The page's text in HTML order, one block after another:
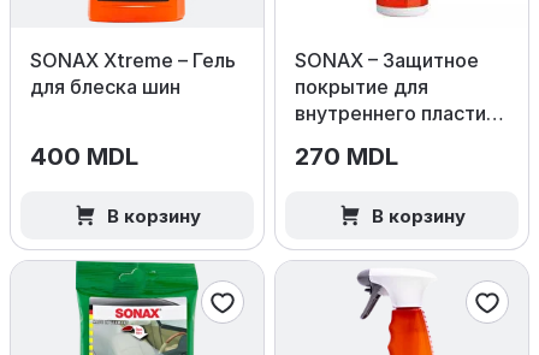
SONAX Xtreme – Гель
для блеска шин
400 MDL
В корзину
SONAX – Защитное
покрытие для
внутреннего пластика
270 MDL
В корзину